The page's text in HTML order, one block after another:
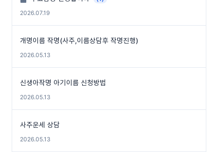
2026.07.19
개명이름 작명(사주,이름상담후 작명진행)
2026.05.13
신생아작명 아기이름 신청방법
2026.05.13
사주운세 상담
2026.05.13